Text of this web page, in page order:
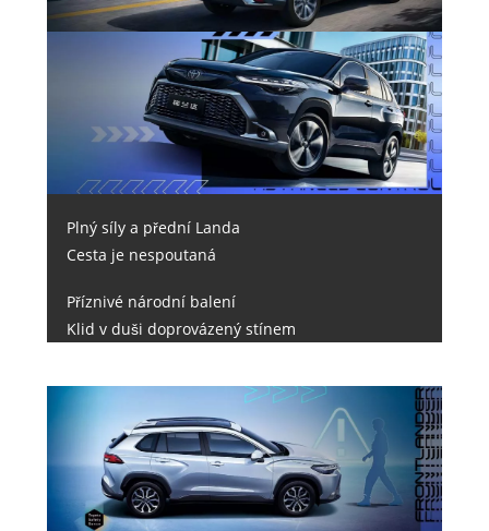
Plný síly a přední Landa
Cesta je nespoutaná
Příznivé národní balení
Klid v duši doprovázený stínem